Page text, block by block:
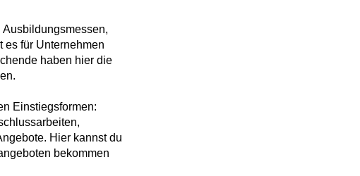
es für Unternehmen
haben hier die
Einstiegsformen:
Hier kannst du
bekommen